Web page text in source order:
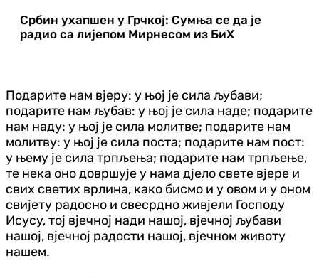
Србин ухапшен у Грчкој: Сумња се да је
радио са лијепом Мирнесом из БиХ
Подарите нам вјеру: у њој је сила љубави;
подарите нам љубав: у њој је сила наде; подарите
нам наду: у њој је сила молитве; подарите нам
молитву: у њој је сила поста; подарите нам пост:
у њему је сила трпљења; подарите нам трпљење,
те нека оно довршује у нама дјело свете вјере и
свих светих врлина, како бисмо и у овом и у оном
свијету радосно и свесрдно живјели Господу
Исусу, тој вјечној нади нашој, вјечној љубави
нашој, вјечној радости нашој, вјечном животу
нашем.